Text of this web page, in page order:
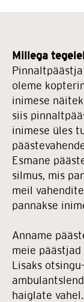
Millega
oleme
inimese
siis
inimese üles
Esmane
silmus, mis
meil
pannakse
Anname
meie
Lisaks
haiglate